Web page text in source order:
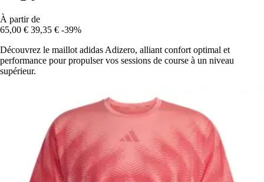
À partir de
65,00 € 39,35 € -39%
Découvrez le maillot adidas Adizero, alliant confort optimal et
performance pour propulser vos sessions de course à un niveau
supérieur.